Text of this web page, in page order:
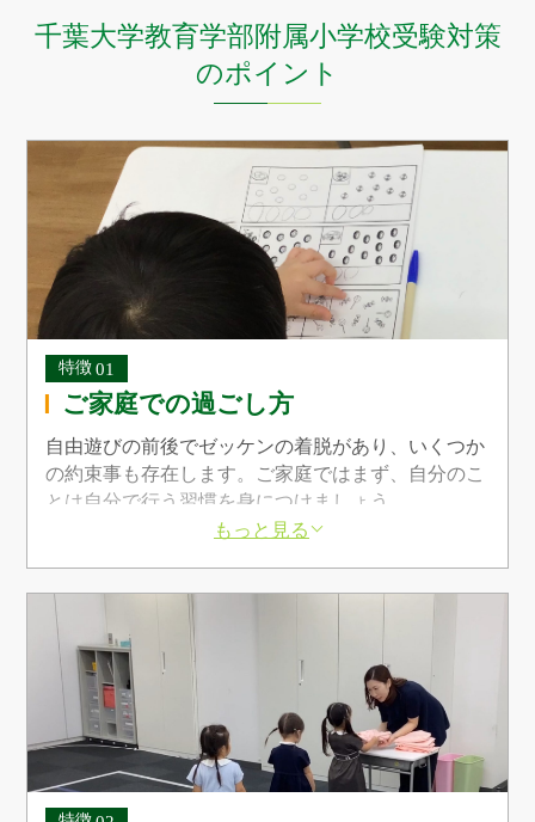
千葉大学教育学部附属小学校受験対策
のポイント
ご家庭での過ごし方
自由遊びの前後でゼッケンの着脱があり、いくつか
の約束事も存在します。ご家庭ではまず、自分のこ
とは自分で行う習慣を身につけましょう。
もっと見る